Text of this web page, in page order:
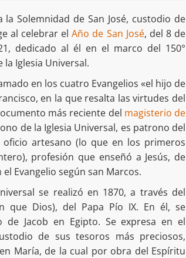
Solemnidad de San José, custodio de
al celebrar elAño de San José, del 8 de
dedicado al él en el marco del 150°
Iglesia Universal.
en los cuatro Evangelios «el hijo de
en la que resalta las virtudes del
más reciente del magisterio de
de la Iglesia Universal, es patrono del
artesano (lo que en los primeros
profesión que enseñó a Jesús, de
Evangelio según san Marcos.
se realizó en 1870, a través del
que Dios), del Papa Pío IX. En él, se
Jacob en Egipto. Se expresa en el
de sus tesoros más preciosos,
María, de la cual por obra del Espíritu